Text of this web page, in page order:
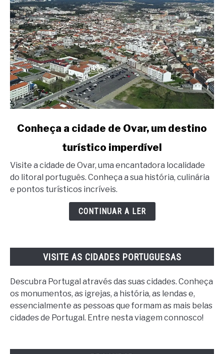
link
a
cidade
Ovar,
Conheça a cidade de Ovar, um destino
turístico imperdível
Visite a cidade de Ovar, uma encantadora localidade
do litoral português. Conheça a sua história, culinária
e pontos turísticos incríveis.
CONTINUAR A LER
VISITE AS CIDADES PORTUGUESAS
Descubra Portugal através das suas cidades. Conheça
os monumentos, as igrejas, a história, as lendas e,
essencialmente as pessoas que formam as mais belas
cidades de Portugal. Entre nesta viagem connosco!